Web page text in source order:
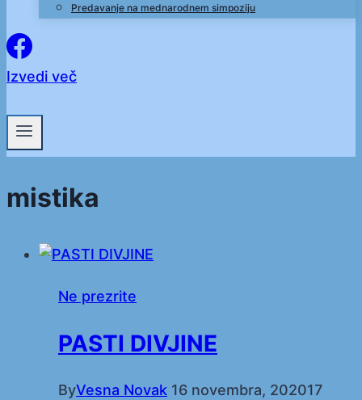
Predavanje na mednarodnem simpoziju
Izvedi več
mistika
Ne prezrite
PASTI DIVJINE
ByVesna Novak 16 novembra, 202017